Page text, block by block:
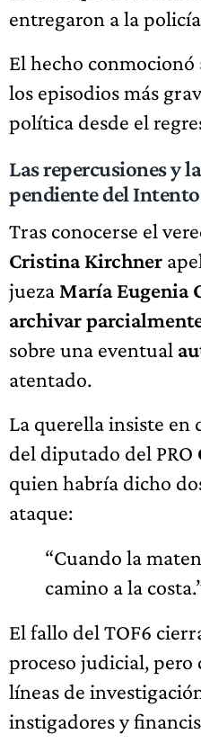
entregaron a la
El hecho
los episodios más
política desde el
Las repercusiones y
pendiente del
Tras conocerse el
Cristina Kirchner
jueza María Eugenia
archivar
sobre una eventual
atentado.
La querella insiste en
del diputado del PRO
quien habría dicho
ataque:
“Cuando la
camino a la
El fallo del TOF6
proceso judicial, pero
líneas de
instigadores y